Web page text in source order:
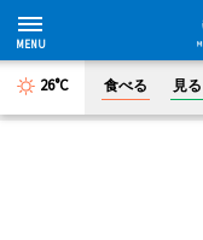
26°C 食べる 見